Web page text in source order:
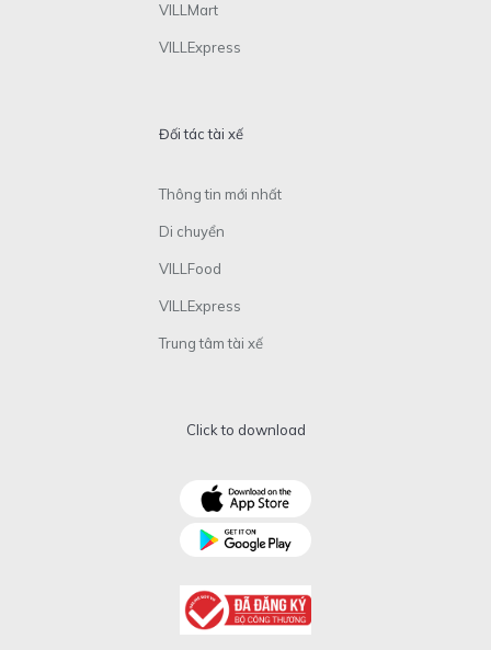
VILLMart
VILLExpress
Đối tác tài xế
Thông tin mới nhất
Di chuyển
VILLFood
VILLExpress
Trung tâm tài xế
Click to download